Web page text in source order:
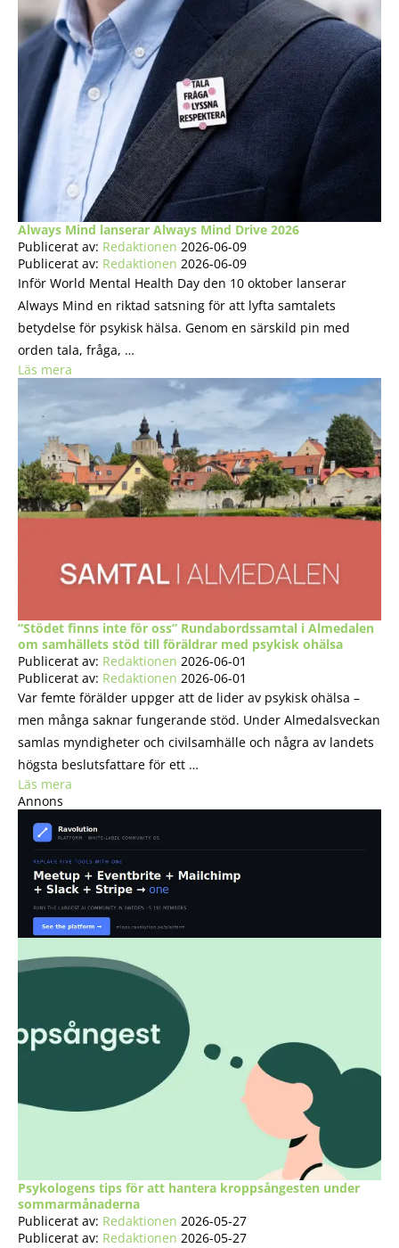
Always Mind lanserar Always Mind Drive 2026
Publicerat av: Redaktionen 2026-06-09
Publicerat av: Redaktionen 2026-06-09
Inför World Mental Health Day den 10 oktober lanserar
Always Mind en riktad satsning för att lyfta samtalets
betydelse för psykisk hälsa. Genom en särskild pin med
orden tala, fråga, …
Läs mera
”Stödet finns inte för oss” Rundabordssamtal i Almedalen
om samhällets stöd till föräldrar med psykisk ohälsa
Publicerat av: Redaktionen 2026-06-01
Publicerat av: Redaktionen 2026-06-01
Var femte förälder uppger att de lider av psykisk ohälsa –
men många saknar fungerande stöd. Under Almedalsveckan
samlas myndigheter och civilsamhälle och några av landets
högsta beslutsfattare för ett …
Läs mera
Annons
Psykologens tips för att hantera kroppsångesten under
sommarmånaderna
Publicerat av: Redaktionen 2026-05-27
Publicerat av: Redaktionen 2026-05-27